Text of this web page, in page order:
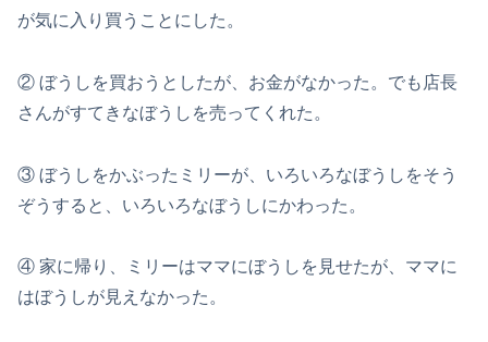
が気に入り買うことにした。
② ぼうしを買おうとしたが、お金がなかった。でも店長
さんがすてきなぼうしを売ってくれた。
③ ぼうしをかぶったミリーが、いろいろなぼうしをそう
ぞうすると、いろいろなぼうしにかわった。
④ 家に帰り、ミリーはママにぼうしを見せたが、ママに
はぼうしが見えなかった。